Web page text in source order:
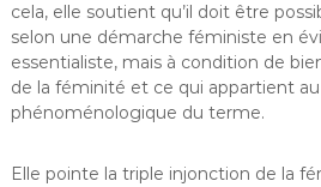
cela, elle soutient qu’il doit être
selon une démarche féministe en
essentialiste, mais à condition de
de la féminité et ce qui appartient
phénoménologique du terme.
Elle pointe la triple injonction de la